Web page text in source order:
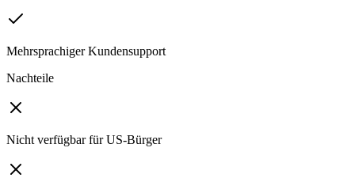
Mehrsprachiger Kundensupport
Nachteile
Nicht verfügbar für US-Bürger